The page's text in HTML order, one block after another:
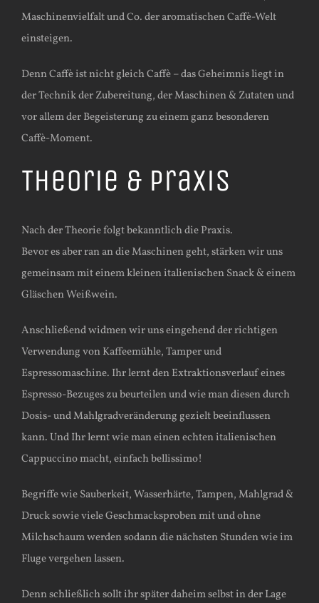
Maschinenvielfalt und Co. der aromatischen Caffè-Welt
einsteigen.
Denn Caffè ist nicht gleich Caffè – das Geheimnis liegt in
der Technik der Zubereitung, der Maschinen & Zutaten und
vor allem der Begeisterung zu einem ganz besonderen
Caffè-Moment.
Theorie & Praxis
Nach der Theorie folgt bekanntlich die Praxis.
Bevor es aber ran an die Maschinen geht, stärken wir uns
gemeinsam mit einem kleinen italienischen Snack & einem
Gläschen Weißwein.
Anschließend widmen wir uns eingehend der richtigen
Verwendung von Kaffeemühle, Tamper und
Espressomaschine. Ihr lernt den Extraktionsverlauf eines
Espresso-Bezuges zu beurteilen und wie man diesen durch
Dosis- und Mahlgradveränderung gezielt beeinflussen
kann. Und Ihr lernt wie man einen echten italienischen
Cappuccino macht, einfach bellissimo!
Begriffe wie Sauberkeit, Wasserhärte, Tampen, Mahlgrad &
Druck sowie viele Geschmacksproben mit und ohne
Milchschaum werden sodann die nächsten Stunden wie im
Fluge vergehen lassen.
Denn schließlich sollt ihr später daheim selbst in der Lage